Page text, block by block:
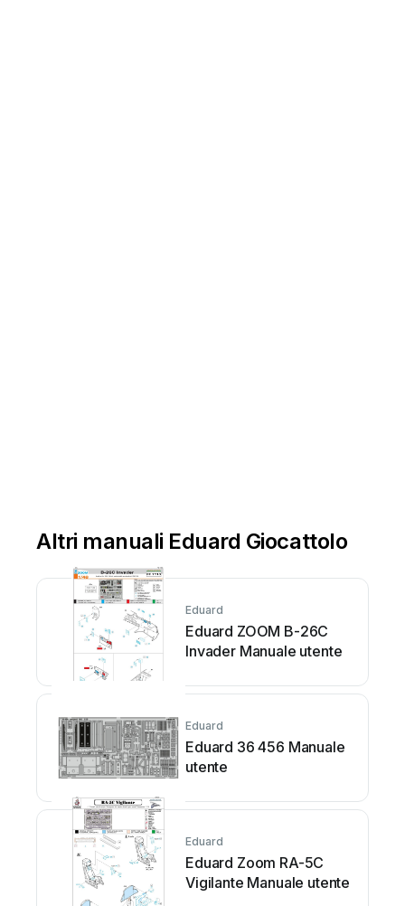
Altri manuali Eduard Giocattolo
Eduard
Eduard ZOOM B-26C
Invader Manuale utente
Eduard
Eduard 36 456 Manuale
utente
Eduard
Eduard Zoom RA-5C
Vigilante Manuale utente